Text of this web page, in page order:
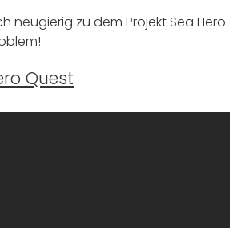
neugierig zu dem Projekt Sea Hero
Quest